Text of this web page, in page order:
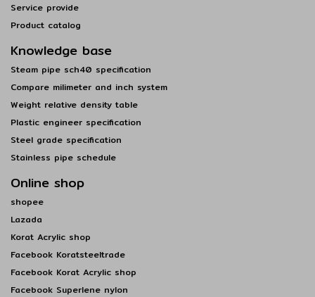
Service provide
Product catalog
Knowledge base
Steam pipe sch40 specification
Compare milimeter and inch system
Weight relative density table
Plastic engineer specification
Steel grade specification
Stainless pipe schedule
Online shop
shopee
Lazada
Korat Acrylic shop
Facebook Koratsteeltrade
Facebook Korat Acrylic shop
Facebook Superlene nylon